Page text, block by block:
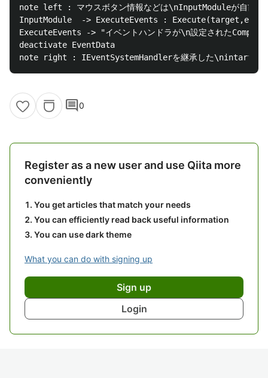
note left : マウスボタン情報などは\nInputModuleが自前で
InputModule  -> ExecuteEvents :
ExecuteEvents -> "イベントハンドラが\n設定された
deactivate EventData
comment0
Register as a new user and use Qiita more
conveniently
You get articles that match your needs
You can efficiently read back useful information
You can use dark theme
What you can do with signing up
Sign up
Login